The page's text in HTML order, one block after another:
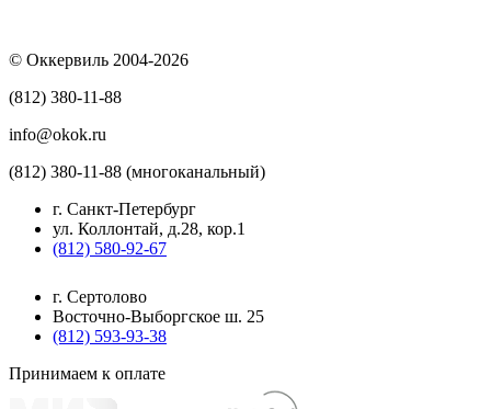
© Оккервиль 2004-2026
(812) 380-11-88
info@okok.ru
(812) 380-11-88 (многоканальный)
г. Санкт-Петербург
ул. Коллонтай, д.28, кор.1
(812) 580-92-67
г. Сертолово
Восточно-Выборгское ш. 25
(812) 593-93-38
Принимаем к оплате